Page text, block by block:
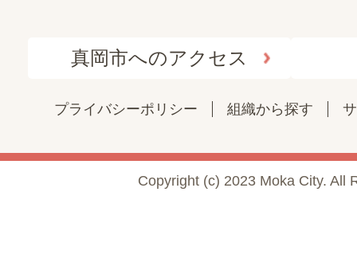
真岡市へのアクセス
プライバシーポリシー 組織から探す
Copyright (c) 2023 Moka City. All